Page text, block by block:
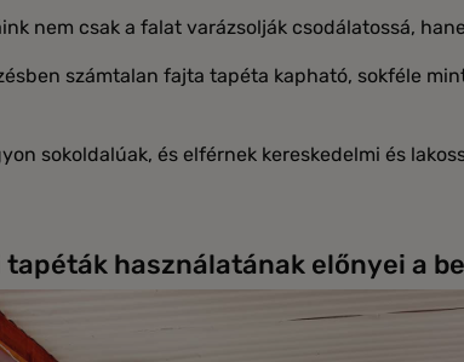
nem csak a falat varázsolják csodálatossá,
számtalan fajta tapéta kapható, sokféle
sokoldalúak, és elférnek kereskedelmi és
tapéták használatának előnyei a